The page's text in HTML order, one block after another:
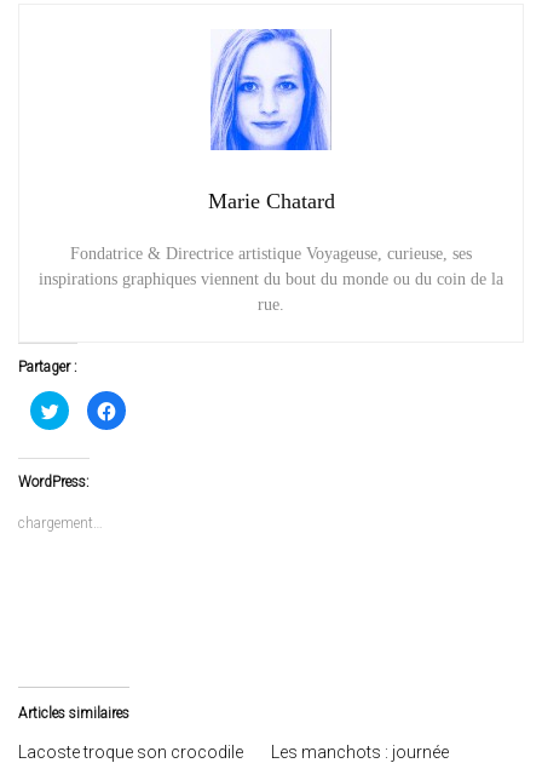
Marie Chatard
Fondatrice & Directrice artistique Voyageuse, curieuse, ses
inspirations graphiques viennent du bout du monde ou du coin de la
rue.
Partager :
Cliquez
pour
partager
Twitter(ouvre
dans
une
fenêtre)
Cliquez
pour
WordPress:
chargement…
Articles similaires
Lacoste troque son crocodile
Les manchots : journée